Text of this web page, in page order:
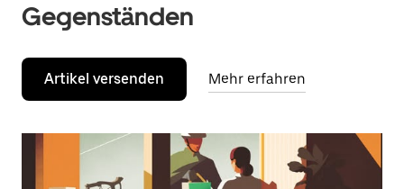
Gegenständen
Artikel versenden Mehr erfahren